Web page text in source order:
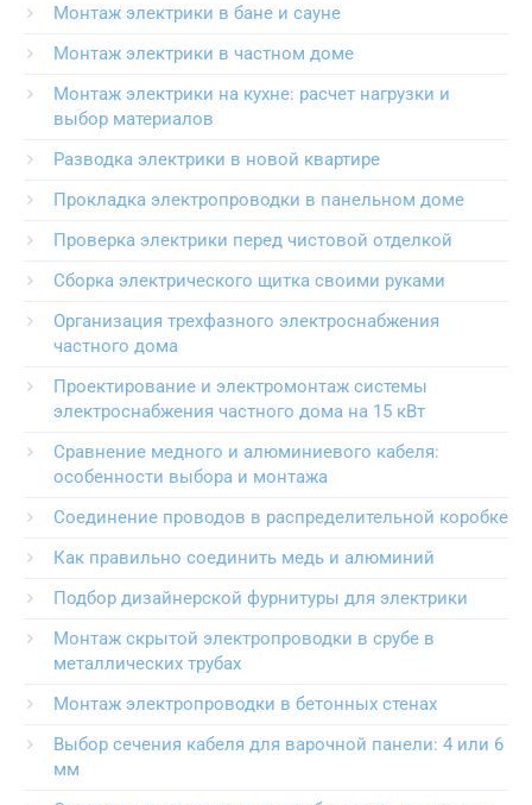
Монтаж электрики в бане и сауне
Монтаж электрики в частном доме
Монтаж электрики на кухне: расчет нагрузки и
выбор материалов
Разводка электрики в новой квартире
Прокладка электропроводки в панельном доме
Проверка электрики перед чистовой отделкой
Сборка электрического щитка своими руками
Организация трехфазного электроснабжения
частного дома
Проектирование и электромонтаж системы
электроснабжения частного дома на 15 кВт
Сравнение медного и алюминиевого кабеля:
особенности выбора и монтажа
Соединение проводов в распределительной коробке
Как правильно соединить медь и алюминий
Подбор дизайнерской фурнитуры для электрики
Монтаж скрытой электропроводки в срубе в
металлических трубах
Монтаж электропроводки в бетонных стенах
Выбор сечения кабеля для варочной панели: 4 или 6
мм